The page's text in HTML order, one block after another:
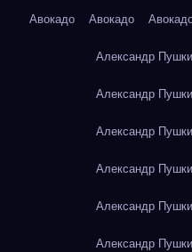
Авокадо Авокадо
Александр
Александр
Александр
Александр
Александр
Александр